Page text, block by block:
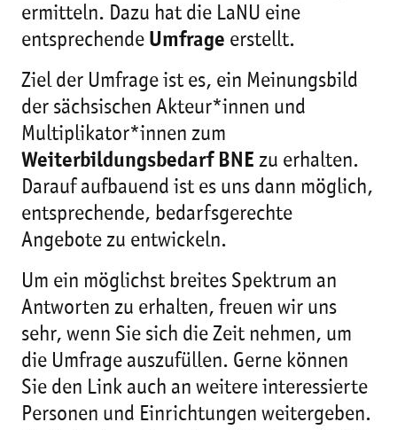
ermitteln. Dazu hat die LaNU eine
entsprechende Umfrage erstellt.
Ziel der Umfrage ist es, ein Meinungsbild
der sächsischen Akteur*innen und
Multiplikator*innen zum
Weiterbildungsbedarf BNE zu erhalten.
Darauf aufbauend ist es uns dann möglich,
entsprechende, bedarfsgerechte
Angebote zu entwickeln.
Um ein möglichst breites Spektrum an
Antworten zu erhalten, freuen wir uns
sehr, wenn Sie sich die Zeit nehmen, um
die Umfrage auszufüllen. Gerne können
Sie den Link auch an weitere interessierte
Personen und Einrichtungen weitergeben.